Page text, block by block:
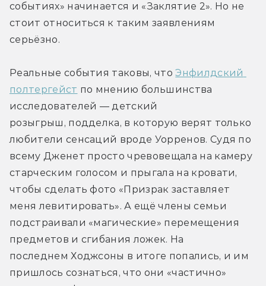
событиях» начинается и «Заклятие 2». Но не
стоит относиться к таким заявлениям
серьёзно.
Реальные события таковы, что Энфилдский
полтергейст по мнению большинства
исследователей — детский
розыгрыш, подделка, в которую верят только
любители сенсаций вроде Уорренов. Судя по
всему Дженет просто чревовещала на камеру
старческим голосом и прыгала на кровати,
чтобы сделать фото «Призрак заставляет
меня левитировать». А ещё члены семьи
подстраивали «магические» перемещения
предметов и сгибания ложек. На
последнем Ходжсоны в итоге попались, и им
пришлось сознаться, что они «частично»